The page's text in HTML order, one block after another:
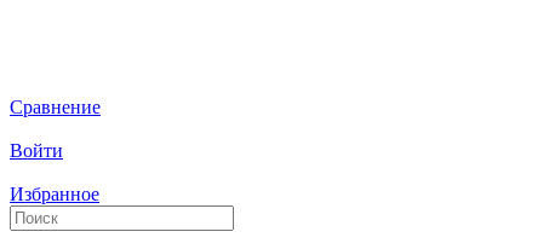
Сравнение
Войти
Избранное